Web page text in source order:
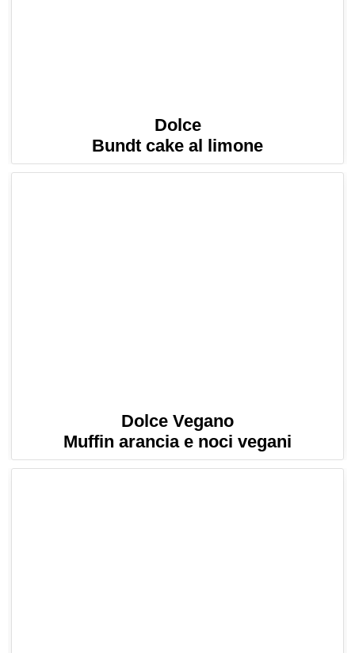
Dolce
Bundt cake al limone
Dolce Vegano
Muffin arancia e noci vegani